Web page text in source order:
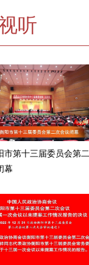
听
市第十三届委员会第二
幕